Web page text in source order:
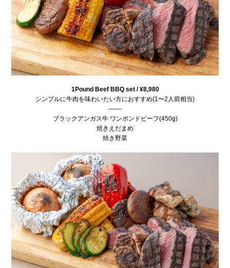
1Pound Beef BBQ set / ¥8,980
シンプルに牛肉を味わいたい方におすすめ(1〜2人前相当)
——
ブラックアンガス牛 ワンポンドビーフ(450g)
焼きえだまめ
焼き野菜